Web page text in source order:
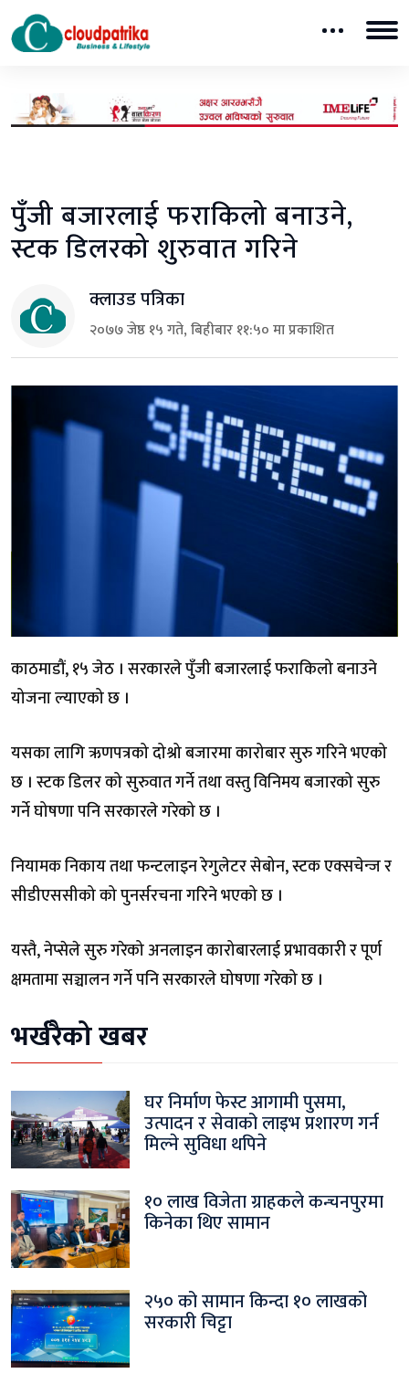
पुँजी बजारलाई फराकिलो बनाउने,
स्टक डिलरको शुरुवात गरिने
क्लाउड पत्रिका
२०७७ जेष्ठ १५ गते, बिहीबार ११:५० मा प्रकाशित
काठमाडौं, १५ जेठ । सरकारले पुँजी बजारलाई फराकिलो बनाउने
योजना ल्याएको छ ।
यसका लागि ऋणपत्रको दोश्रो बजारमा कारोबार सुरु गरिने भएको
छ । स्टक डिलर को सुरुवात गर्ने तथा वस्तु विनिमय बजारको सुरु
गर्ने घोषणा पनि सरकारले गरेको छ ।
नियामक निकाय तथा फन्टलाइन रेगुलेटर सेबोन, स्टक एक्सचेन्ज र
सीडीएससीको को पुनर्सरचना गरिने भएको छ ।
यस्तै, नेप्सेले सुरु गरेको अनलाइन कारोबारलाई प्रभावकारी र पूर्ण
क्षमतामा सञ्चालन गर्ने पनि सरकारले घोषणा गरेको छ ।
भर्खरैको खबर
घर निर्माण फेस्ट आगामी पुसमा,
उत्पादन र सेवाको लाइभ प्रशारण गर्न
मिल्ने सुविधा थपिने
१० लाख विजेता ग्राहकले कन्चनपुरमा
किनेका थिए सामान
२५० को सामान किन्दा १० लाखको
सरकारी चिट्टा